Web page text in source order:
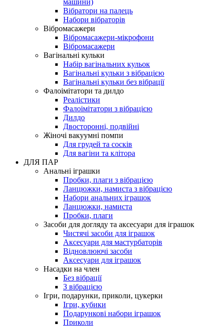
Вібратори на палець
Набори вібраторів
Вібромасажери
Вібромасажери-мікрофони
Вібромасажери
Вагінальні кульки
Набір вагінальних кульок
Вагінальні кульки з вібрацією
Вагінальні кульки без вібрації
Фалоімітатори та дилдо
Реалістики
Фалоімітатори з вібрацією
Дилдо
Двосторонні, подвійні
Жіночі вакуумні помпи
Для грудей та сосків
Для вагіни та клітора
ДЛЯ ПАР
Анальні іграшки
Пробки, плаги з вібрацією
Ланцюжки, намиста з вібрацією
Набори анальних іграшок
Ланцюжки, намиста
Пробки, плаги
Засоби для догляду та аксесуари для іграшок
Чистячі засоби для іграшок
Аксесуари для мастурбаторів
Відновлюючі засоби
Аксесуари для іграшок
Насадки на член
Без вібрації
З вібрацією
Ігри, подарунки, приколи, цукерки
Ігри, кубики
Подарункові набори іграшок
Приколи